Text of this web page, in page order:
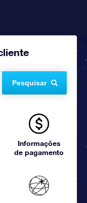
Pesquisar
Informações
de pagamento